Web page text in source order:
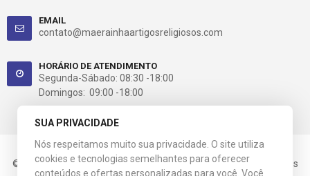
EMAIL
contato@maerainhaartigosreligiosos.com
HORÁRIO DE ATENDIMENTO
Segunda-Sábado: 08:30 -18:00
Domingos: 09:00 -18:00
© 2021 Mãe Rainha. CNPJ: 03.658.517/0001-60. Todos os direitos
SUA PRIVACIDADE
Nós respeitamos muito sua privacidade. O site utiliza
cookies e tecnologias semelhantes para oferecer
conteúdos e ofertas personalizadas para você. Você